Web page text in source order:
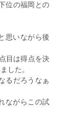
位の福岡との
思いながら後
目は得点を決
した。
るだろうなぁ
ながらこの試